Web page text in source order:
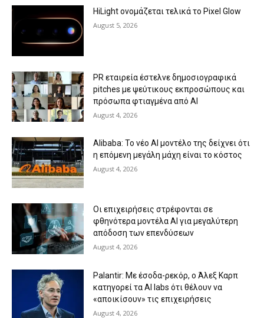
HiLight ονομάζεται τελικά το Pixel Glow
August 5, 2026
PR εταιρεία έστελνε δημοσιογραφικά
pitches με ψεύτικους εκπροσώπους και
πρόσωπα φτιαγμένα από AI
August 4, 2026
Alibaba: Το νέο AI μοντέλο της δείχνει ότι
η επόμενη μεγάλη μάχη είναι το κόστος
August 4, 2026
Οι επιχειρήσεις στρέφονται σε
φθηνότερα μοντέλα AI για μεγαλύτερη
απόδοση των επενδύσεων
August 4, 2026
Palantir: Με έσοδα-ρεκόρ, ο Άλεξ Καρπ
κατηγορεί τα AI labs ότι θέλουν να
«αποικίσουν» τις επιχειρήσεις
August 4, 2026